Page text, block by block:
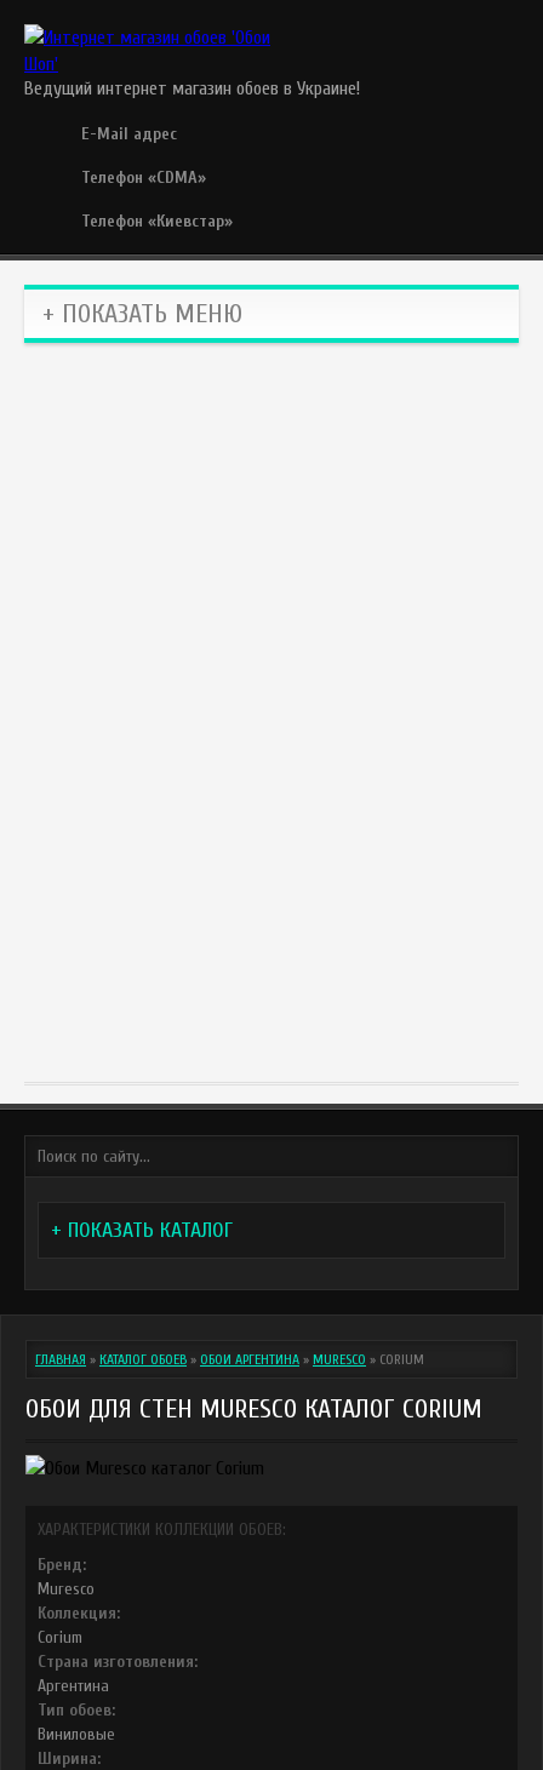
Ведущий интернет магазин обоев в Украине!
E-Mail адрес
Телефон «CDMA»
Телефон «Киевстар»
+ ПОКАЗАТЬ МЕНЮ
+ ПОКАЗАТЬ КАТАЛОГ
ГЛАВНАЯ » КАТАЛОГ ОБОЕВ » ОБОИ АРГЕНТИНА » MURESCO » CORIUM
ОБОИ ДЛЯ СТЕН MURESCO КАТАЛОГ CORIUM
ХАРАКТЕРИСТИКИ КОЛЛЕКЦИИ ОБОЕВ:
Бренд:
Muresco
Коллекция:
Corium
Страна изготовления:
Аргентина
Тип обоев:
Виниловые
Ширина: